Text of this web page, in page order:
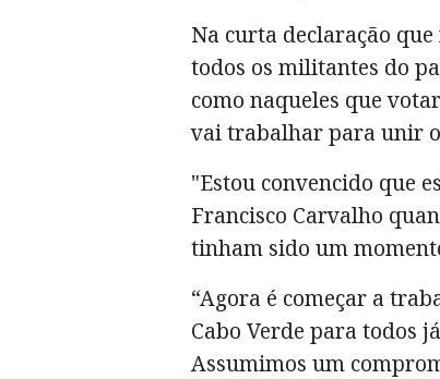
Na curta declaração
todos os militantes do
como naqueles que
vai trabalhar para unir
"Estou convencido que
Francisco Carvalho
tinham sido um
“Agora é começar a
Cabo Verde para todos
Assumimos um